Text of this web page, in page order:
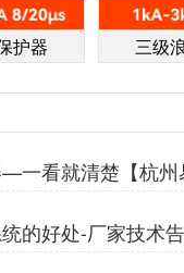
护器 三级
一看就清楚【杭州
的好处-厂家技术
】…